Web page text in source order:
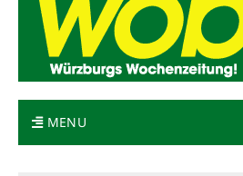
MENU